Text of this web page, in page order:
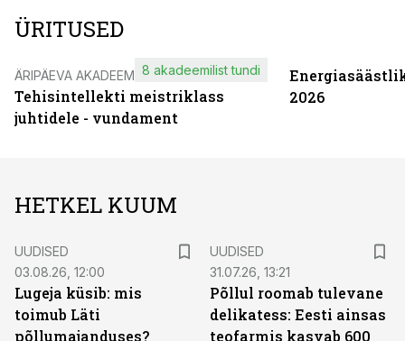
ÜRITUSED
ÄRIPÄEVA AKADEEMIA
Tehisintellekti meistriklass
juhtidele - vundament
8 akadeemilist tundi
2026
HETKEL KUUM
UUDISED
03.08.26, 12:00
Lugeja küsib: mis
toimub Läti
põllumajanduses?
UUDISED
31.07.26, 13:21
Põllul roomab tulevane
delikatess: Eesti ainsas
teofarmis kasvab 600